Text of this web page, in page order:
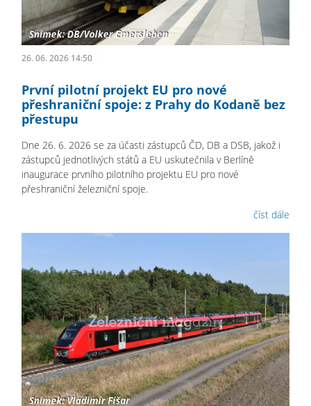
26. 06. 2026 14:50
První pilotní projekt EU pro nové
přeshraniční spoje: z Prahy do Kodaně bez
přestupu
Dne 26. 6. 2026 se za účasti zástupců ČD, DB a DSB, jakož i
zástupců jednotlivých států a EU uskutečnila v Berlíně
inaugurace prvního pilotního projektu EU pro nové
přeshraniční železniční spoje.
číst dále